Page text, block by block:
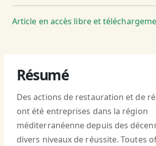
Article en accès libre et
Résumé
Des actions de restauration et de
ont été entreprises dans la région
méditerranéenne depuis des
divers niveaux de réussite. Toutes